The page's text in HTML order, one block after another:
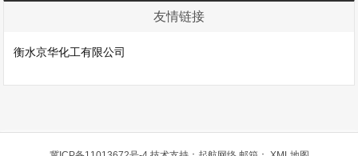
友情链接
衡水京华化工有限公司